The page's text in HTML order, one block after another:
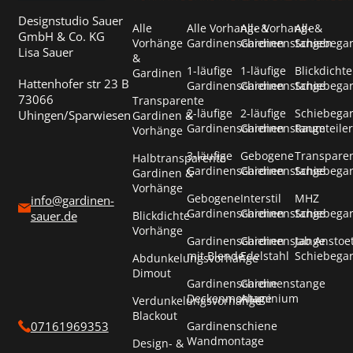
Designstudio Sauer
GmbH & Co. KG
Lisa Sauer
Hattenhofer str 23 B
73066
Uhingen/Sparwiesen
info@gardinen-
sauer.de
07161969353
Alle
Vorhänge
&
Gardinen
Transparente
Gardinen &
Vorhänge
Halbtransparente
Gardinen &
Vorhänge
Blickdichte
Vorhänge
Abdunkelungsvorhänge
Dimout
Verdunkelungsvorhänge
Blackout
Design- &
Alle Vorhang- &
Gardinenschienen
1-läufige
Gardinenschienen
2-läufige
Gardinenschienen
3-läufige
Gardinenschienen
Gebogene
Gardinenschienen
Gardinenschienen
mit Blende
Gardinenschiene
Deckenmontage
Gardinenschiene
Wandmontage
Alle Vorhang- &
Gardinenstangen
1-läufige
Gardinenstange
2-läufige
Gardinenstange
Gebogene
Gardinenstange
Interstil
Gardinenstange
Gardinenstange
Edelstahl
Gardinenstange
Aluminium
Alle
Blickdichte
Raumteiler
MHZ
Jab